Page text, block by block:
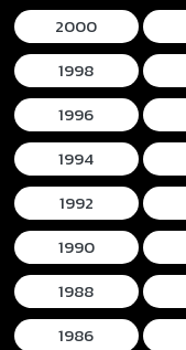
2000
1998
1996
1994
1992
1990
1988
1986